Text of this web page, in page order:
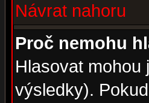
Návrat nahoru
Proč nemohu
Hlasovat
výsledky).